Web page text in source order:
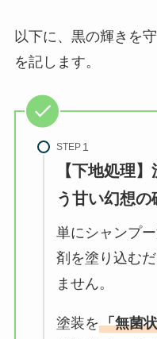
以下に、黒の輝きを
を記します。
STEP
【下地処理
う甘い幻想の
単にシャンプ
剤を塗り込む
ません。
塗装を「無菌